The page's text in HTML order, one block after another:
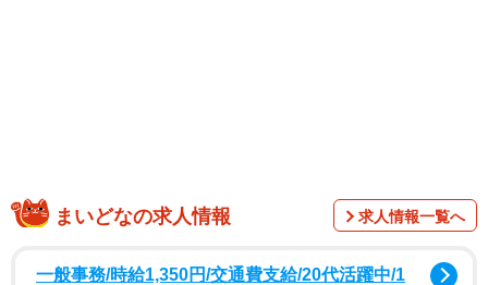
まいどなの求人情報 求人情報一覧へ
一般事務/時給1,350円/交通費支給/20代活躍中/1